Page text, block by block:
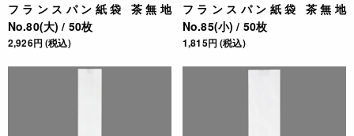
フランスパン紙袋 茶無地
No.80(大) / 50枚
2,926円 (税込)
フランスパン紙袋 茶無地
No.85(小) / 50枚
1,815円 (税込)